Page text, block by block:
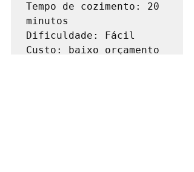
Tempo de cozimento: 20
minutos
Dificuldade: Fácil
Custo: baixo orçamento